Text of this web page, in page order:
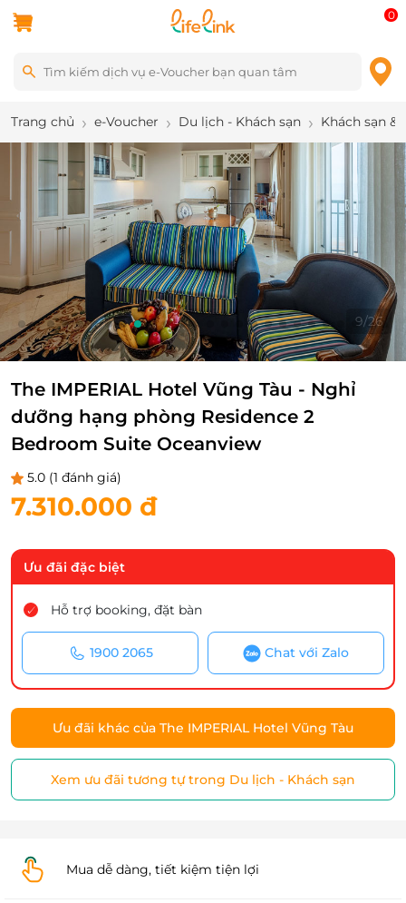
0
Trang chủ e-Voucher Du lịch - Khách sạn Khách sạn &
9/26
The IMPERIAL Hotel Vũng Tàu - Nghỉ
dưỡng hạng phòng Residence 2
Bedroom Suite Oceanview
5.0 (1 đánh giá)
7.310.000 đ
Ưu đãi đặc biệt
Hỗ trợ booking, đặt bàn
1900 2065 Chat với Zalo
Ưu đãi khác của The IMPERIAL Hotel Vũng Tàu
Xem ưu đãi tương tự trong Du lịch - Khách sạn
Mua dễ dàng, tiết kiệm tiện lợi